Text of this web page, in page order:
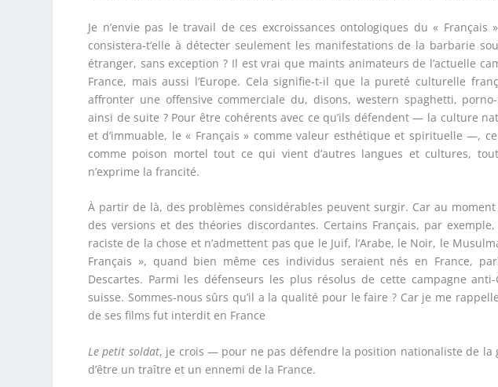
Je n’envie pas le travail de ces excroissances ontologiques du «
consistera-t’elle à détecter seulement les manifestations de la barbarie
étranger, sans exception ? Il est vrai que maints animateurs de l’actuelle
France, mais aussi l’Europe. Cela signifie-t-il que la pureté culturelle
affronter une offensive commerciale du, disons, western spaghetti,
ainsi de suite ? Pour être cohérents avec ce qu’ils défendent — la culture
et d’immuable, le « Français » comme valeur esthétique et spirituelle —,
comme poison mortel tout ce qui vient d’autres langues et cultures,
n’exprime la francité.
À partir de là, des problèmes considérables peuvent surgir. Car au
des versions et des théories discordantes. Certains Français, par
raciste de la chose et n’admettent pas que le Juif, l’Arabe, le Noir, le
Français », quand bien même ces individus seraient nés en France,
Descartes. Parmi les défenseurs les plus résolus de cette campagne
suisse. Sommes-nous sûrs qu’il a la qualité pour le faire ? Car je me
de ses films fut interdit en France
Le petit soldat, je crois — pour ne pas défendre la position nationaliste de la
d’être un traître et un ennemi de la France.